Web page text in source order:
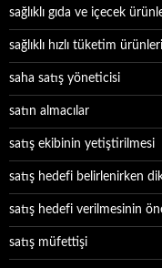
sağlıklı gıda ve içecek
sağlıklı hızlı tüketim ürünleri
saha satış yöneticisi
satın almacılar
satış ekibinin yetiştirilmesi
satış hedefi belirlenirken
satış hedefi verilmesinin
satış müfettişi